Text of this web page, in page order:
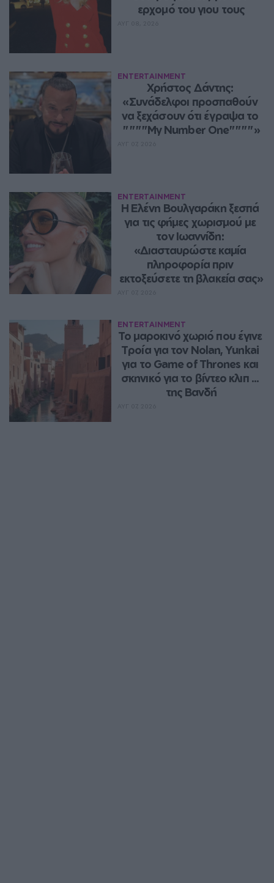
ερχομό του γιου τους
ENTERTAINMENT
Χρήστος Δάντης:
«Συνάδελφοι προσπαθούν
να ξεχάσουν ότι έγραψα το
""""My Number One""""»
ENTERTAINMENT
Η Ελένη Βουλγαράκη ξεσπά
για τις φήμες χωρισμού με
τον Ιωαννίδη:
«Διασταυρώστε καμία
πληροφορία πριν
εκτοξεύσετε τη βλακεία σας»
ENTERTAINMENT
Το μαροκινό χωριό που έγινε
Τροία για τον Nolan, Yunkai
για το Game of Thrones και
σκηνικό για το βίντεο κλιπ ...
της Βανδή